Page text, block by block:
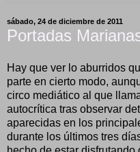
sábado, 24 de diciembre de 2011
Portadas
Hay que ver lo aburridos
parte en cierto modo,
circo mediático al que
autocrítica tras observar
aparecidas en los
durante los últimos tres